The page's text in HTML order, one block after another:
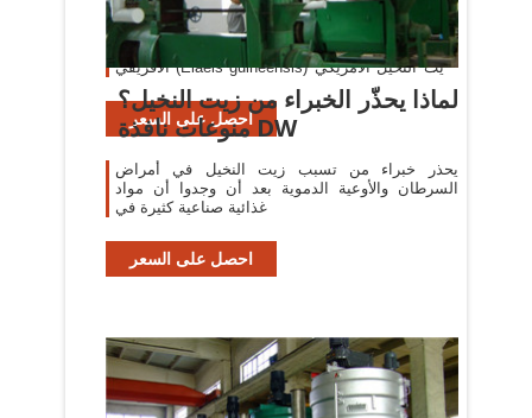
زيت النخيل هو زيت نباتي مفيد للغاية وهو مشتق من
أنواع مختلفة من زيوت نخيل . الأصناف الرئيسية التي
يتم استخدامها في إنتاج زيت النخيل وزيت النخيل
الأفريقي (Elaeis guineensis) وزيت النخيل الأمريكي
(Elaeis oleifera) .
احصل على السعر
لماذا يحذّر الخبراء من زيت النخيل؟
منوعات نافذة DW
يحذر خبراء من تسبب زيت النخيل في أمراض
السرطان والأوعية الدموية بعد أن وجدوا أن مواد
غذائية صناعية كثيرة في
احصل على السعر